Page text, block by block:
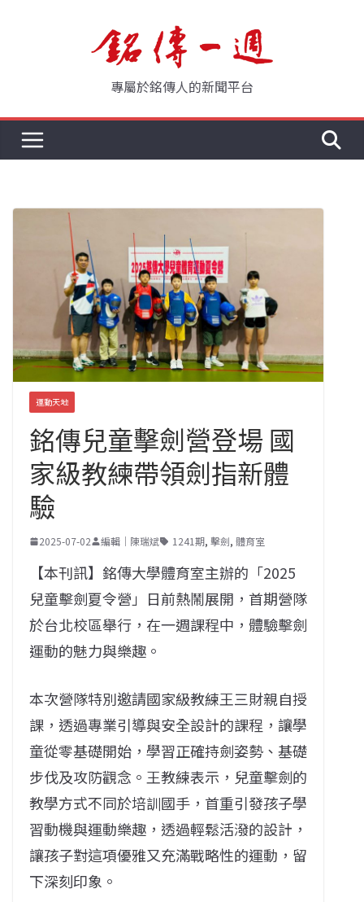
專屬於銘傳人的新聞平台
運動天地
銘傳兒童擊劍營登場 國
家級教練帶領劍指新體
驗
2025-07-02 編輯｜陳瑞斌 1241期, 擊劍, 體育室
【本刊訊】銘傳大學體育室主辦的「2025
兒童擊劍夏令營」日前熱鬧展開，首期營隊
於台北校區舉行，在一週課程中，體驗擊劍
運動的魅力與樂趣。
本次營隊特別邀請國家級教練王三財親自授
課，透過專業引導與安全設計的課程，讓學
童從零基礎開始，學習正確持劍姿勢、基礎
步伐及攻防觀念。王教練表示，兒童擊劍的
教學方式不同於培訓國手，首重引發孩子學
習動機與運動樂趣，透過輕鬆活潑的設計，
讓孩子對這項優雅又充滿戰略性的運動，留
下深刻印象。